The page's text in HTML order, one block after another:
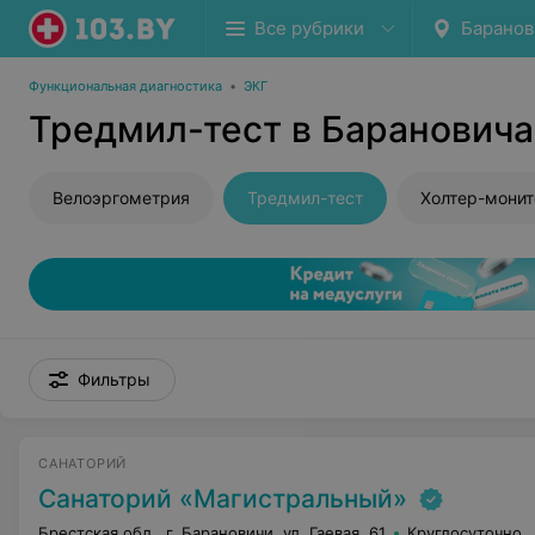
Все рубрики
Функциональная диагностика • ЭКГ
Тредмил-тест в
Велоэргометрия Тредмил-тест Холтер-
Фильтры
САНАТОРИЙ
Санаторий «Магистральный»